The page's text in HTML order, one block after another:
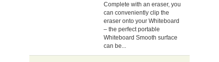
Complete with an eraser, you
can conveniently clip the
eraser onto your Whiteboard
– the perfect portable
Whiteboard Smooth surface
can be...